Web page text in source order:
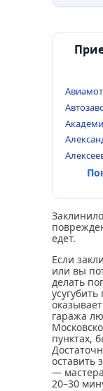
едет.
Если
или вы
делать
гаража
пунктах,
оставить
—
20–30